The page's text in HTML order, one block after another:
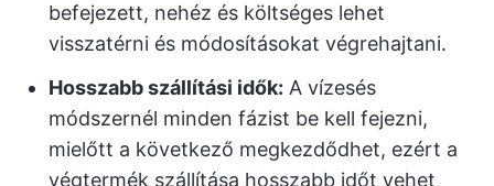
befejezett, nehéz és költséges lehet
visszatérni és módosításokat végrehajtani.
Hosszabb szállítási idők: A vízesés
módszernél minden fázist be kell fejezni,
mielőtt a következő megkezdődhet, ezért a
végtermék szállítása hosszabb időt vehet